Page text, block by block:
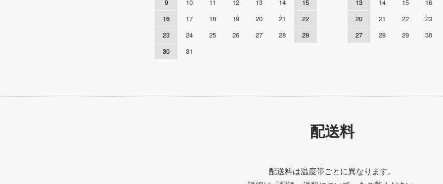
9
10 11 12 13 14
15
16
17 18 19 20 21
22
23
24 25 26 27 28
29
30
31
13
14 15 16
20
21 22 23
27
28 29 30
配送料
配送料は温度帯ごとに異なります。